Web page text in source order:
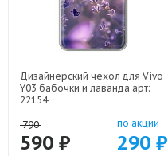
Дизайнерский чехол для Vivo
Y03 бабочки и лаванда арт:
22154
790
590 ₽
по акции
290 ₽